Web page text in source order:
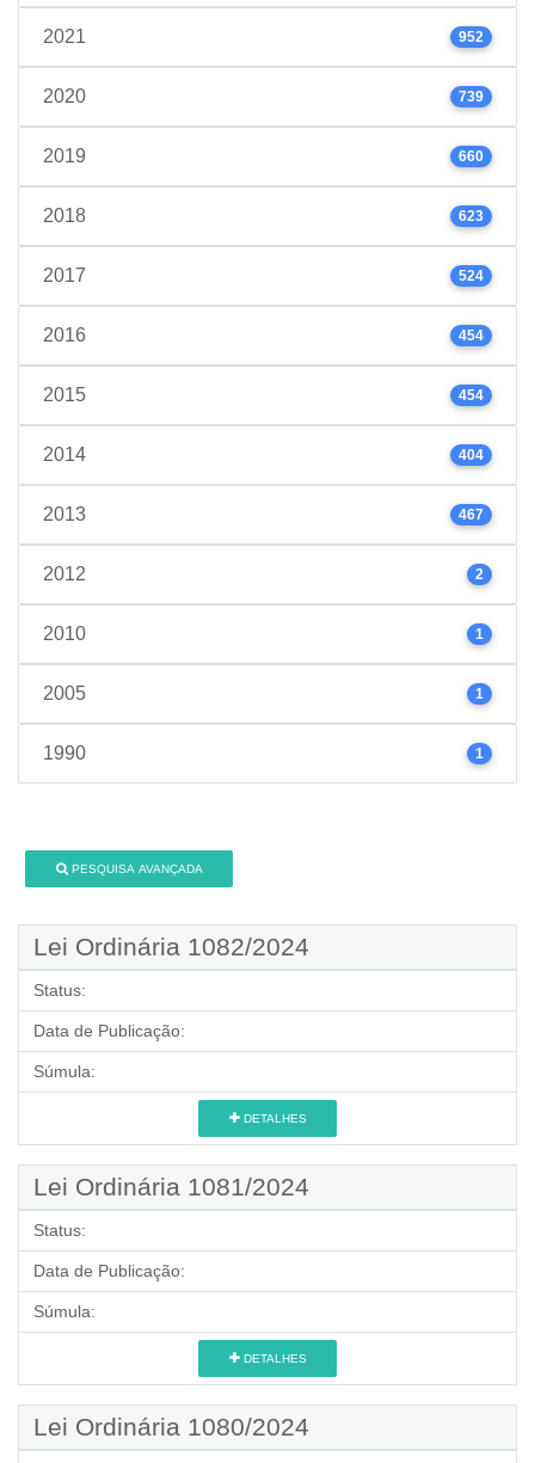
2021 952
2020 739
2019 660
2018 623
2017 524
2016 454
2015 454
2014 404
2013 467
2012 2
2010 1
2005 1
1990 1
PESQUISA AVANÇADA
Lei Ordinária 1082/2024
Status:
Data de Publicação:
Súmula:
DETALHES
Lei Ordinária 1081/2024
Status:
Data de Publicação:
Súmula:
DETALHES
Lei Ordinária 1080/2024